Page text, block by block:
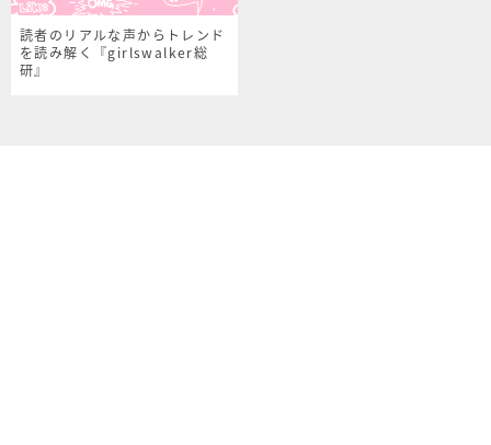
読者のリアルな声からトレンド
を読み解く『girlswalker総
研』